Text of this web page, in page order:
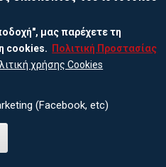
ΔΕΛΤΙΟ
εκδόσεις μας και τις εκδηλώσεις
μας δελτίο.
ΚΨΜ
μας παρέχετε τη
cookies.
Πολιτική Προστασίας
χρήσης Cookies
(Facebook, etc)